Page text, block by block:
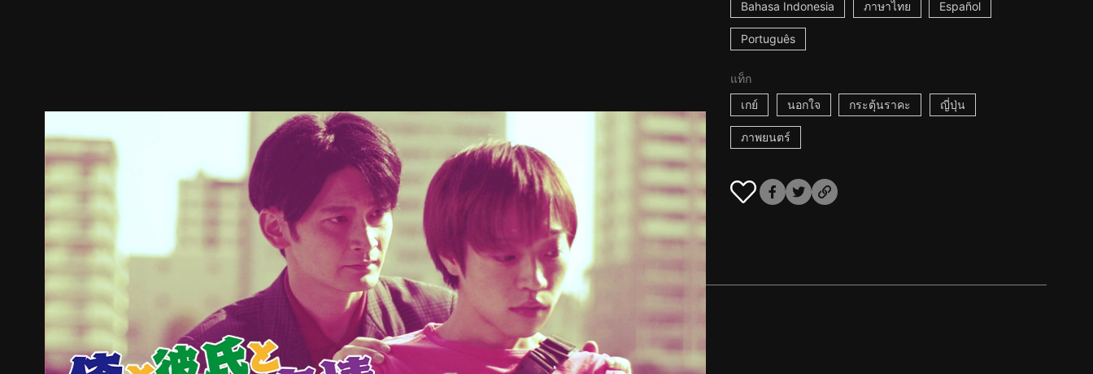
Bahasa Indonesia ภาษาไทย Español
Português
แท็ก
เกย์
นอกใจ กระตุ้นราคะ ญี่ปุ่น
ภาพยนตร์
ตัวอย่าง ภาพนิ่ง รายละเอียด